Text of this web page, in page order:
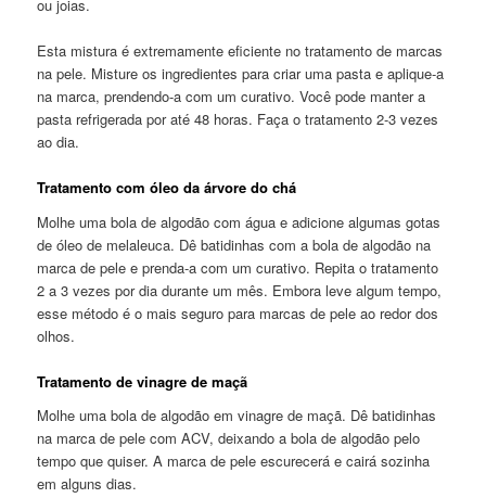
ou joias.
Esta mistura é extremamente eficiente no tratamento de marcas
na pele. Misture os ingredientes para criar uma pasta e aplique-a
na marca, prendendo-a com um curativo. Você pode manter a
pasta refrigerada por até 48 horas. Faça o tratamento 2-3 vezes
ao dia.
Tratamento com óleo da árvore do chá
Molhe uma bola de algodão com água e adicione algumas gotas
de óleo de melaleuca. Dê batidinhas com a bola de algodão na
marca de pele e prenda-a com um curativo. Repita o tratamento
2 a 3 vezes por dia durante um mês. Embora leve algum tempo,
esse método é o mais seguro para marcas de pele ao redor dos
olhos.
Tratamento de vinagre de maçã
Molhe uma bola de algodão em vinagre de maçã. Dê batidinhas
na marca de pele com ACV, deixando a bola de algodão pelo
tempo que quiser. A marca de pele escurecerá e cairá sozinha
em alguns dias.